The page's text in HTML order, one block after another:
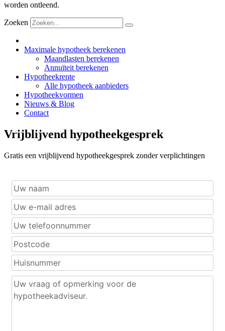
worden ontleend.
Zoeken
Maximale hypotheek berekenen
Maandlasten berekenen
Annuïteit berekenen
Hypotheekrente
Alle hypotheek aanbieders
Hypotheekvormen
Nieuws & Blog
Contact
Vrijblijvend hypotheekgesprek
Gratis een vrijblijvend hypotheekgesprek zonder verplichtingen